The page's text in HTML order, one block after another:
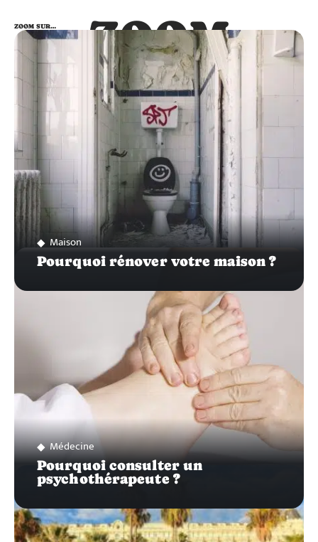
ZOOM
SUR…
ZOOM SUR…
Maison
Pourquoi rénover votre maison ?
Médecine
Pourquoi consulter un
psychothérapeute ?